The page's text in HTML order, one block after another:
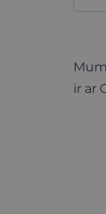
ir ar